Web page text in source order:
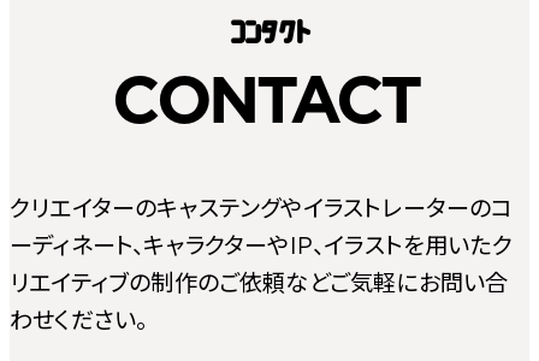
コンタクト
CONTACT
クリエイターのキャステングやイラストレーターのコ
ーディネート、キャラクターやIP、イラストを用いたク
リエイティブの制作のご依頼などご気軽にお問い合
わせください。